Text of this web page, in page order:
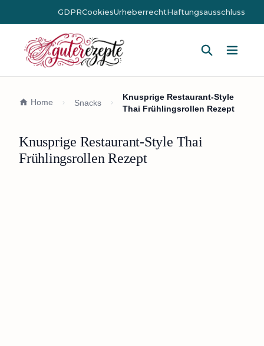
GDPRCookiesUrheberrechtHaftungsausschluss
Home Snacks
Knusprige Restaurant-Style
Thai Frühlingsrollen Rezept
Knusprige Restaurant-Style Thai
Frühlingsrollen Rezept